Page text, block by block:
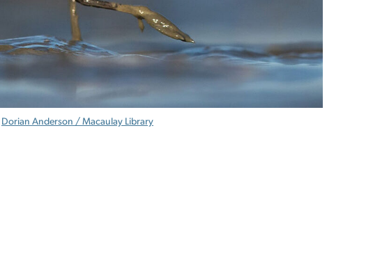
Dorian Anderson / Macaulay Library